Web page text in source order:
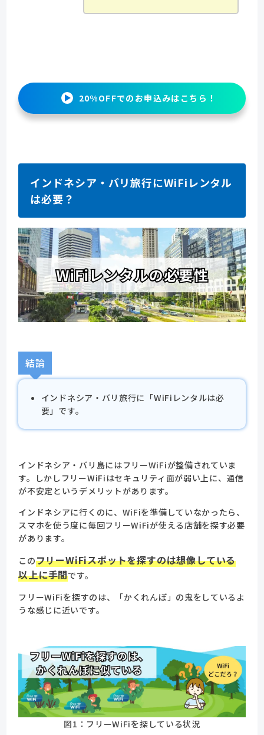
20%OFFでのお申込みはこちら！
インドネシア・バリ旅行にWiFiレンタル
は必要？
結論
インドネシア・バリ旅行に「WiFiレンタルは必
要」です。
インドネシア・バリ島にはフリーWiFiが整備されていま
す。しかしフリーWiFiはセキュリティ面が弱い上に、通信
が不安定というデメリットがあります。
インドネシアに行くのに、WiFiを準備していなかったら、
スマホを使う度に毎回フリーWiFiが使える店舗を探す必要
があります。
このフリーWiFiスポットを探すのは想像している
以上に手間です。
フリーWiFiを探すのは、「かくれんぼ」の鬼をしているよ
うな感じに近いです。
図1：フリーWiFiを探している状況